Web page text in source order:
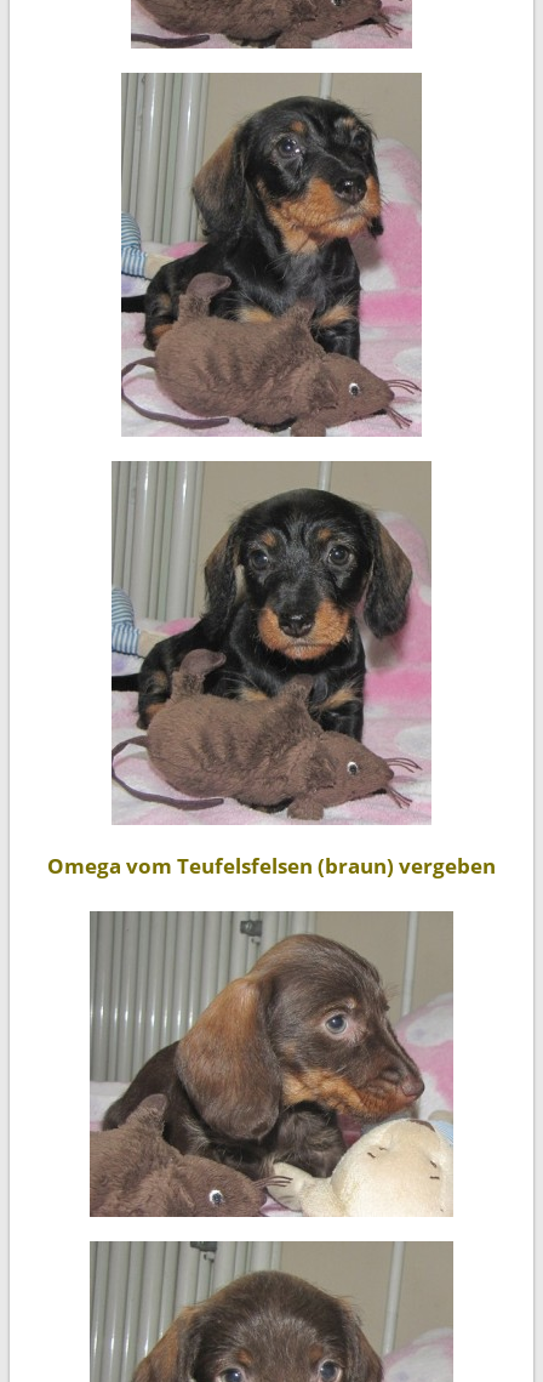
Omega vom Teufelsfelsen (braun) vergeben